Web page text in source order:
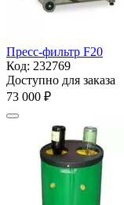
Пресс-фильтр F20
Код: 232769
Доступно для заказа
73 000 ₽